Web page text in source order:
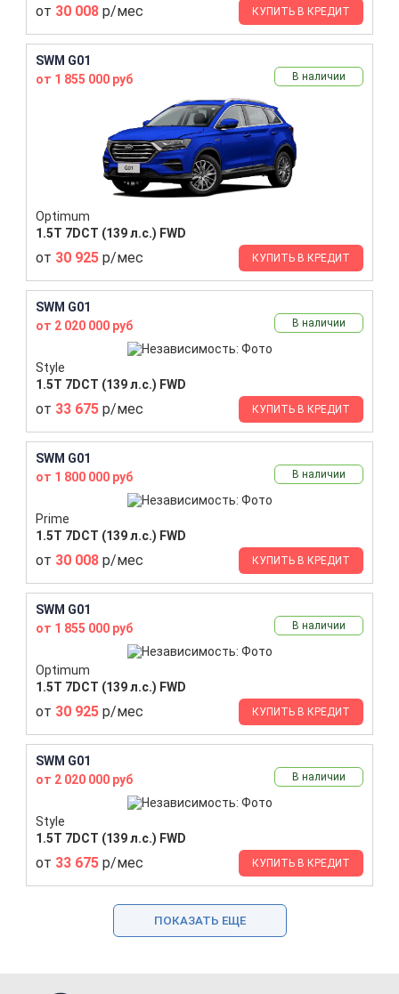
от 30 008 р/мес КУПИТЬ В КРЕДИТ
SWM G01
от 1 855 000 руб
В наличии
Optimum
1.5T 7DCT (139 л.с.) FWD
от 30 925 р/мес КУПИТЬ В КРЕДИТ
SWM G01
от 2 020 000 руб
В наличии
Style
1.5T 7DCT (139 л.с.) FWD
от 33 675 р/мес КУПИТЬ В КРЕДИТ
SWM G01
от 1 800 000 руб
В наличии
Prime
1.5T 7DCT (139 л.с.) FWD
от 30 008 р/мес КУПИТЬ В КРЕДИТ
SWM G01
от 1 855 000 руб
В наличии
Optimum
1.5T 7DCT (139 л.с.) FWD
от 30 925 р/мес КУПИТЬ В КРЕДИТ
SWM G01
от 2 020 000 руб
В наличии
Style
1.5T 7DCT (139 л.с.) FWD
от 33 675 р/мес КУПИТЬ В КРЕДИТ
ПОКАЗАТЬ ЕЩЕ